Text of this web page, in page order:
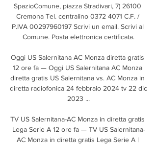
SpazioComune, piazza Stradivari, 7) 26100
Cremona Tel. centralino 0372 4071 C.F. /
P.IVA 00297960197 Scrivi un email. Scrivi al
Comune. Posta elettronica certificata.
Oggi US Salernitana AC Monza diretta gratis
12 ore fa — Oggi US Salernitana AC Monza
diretta gratis US Salernitana vs. AC Monza in
diretta radiofonica 24 febbraio 2024 tv 22 dic
2023 ...
TV US Salernitana-AC Monza in diretta gratis
Lega Serie A 12 ore fa — TV US Salernitana-
AC Monza in diretta gratis Lega Serie A |